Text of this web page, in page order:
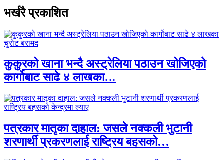
भर्खरै प्रकाशित
कुकुरको खाना भन्दै अस्ट्रेलिया पठाउन खोजिएको
कार्गोबाट साढे ४ लाखका…
पत्रकार मातृका दाहाल: जसले नक्कली भुटानी
शरणार्थी प्रकरणलाई राष्ट्रिय बहसको…